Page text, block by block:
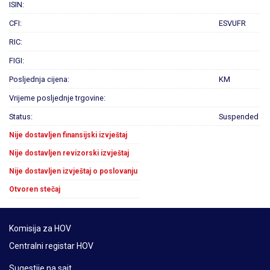
ISIN:
CFI: ESVUFR
RIC:
FIGI:
Posljednja cijena: KM
Vrijeme posljednje trgovine:
Status: Suspended
Nije dostavljen finansijski izvještaj
Nije dostavljen revizorski izvještaj
Nije dostavljen izvještaj o poslovanju
Otvoren stečaj
Komisija za HOV
Centralni registar HOV